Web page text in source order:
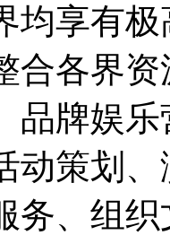
均享有
合各界
品牌娱
动策划
务、组